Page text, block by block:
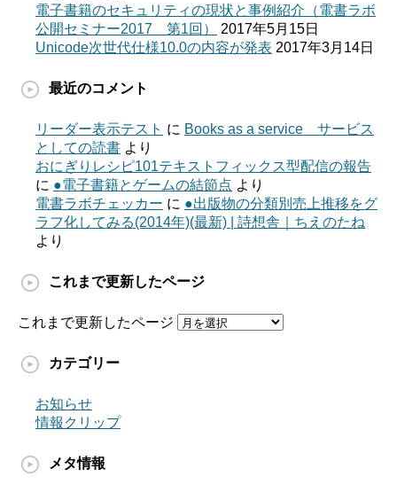
電子書籍のセキュリティの現状と事例紹介（電書ラボ
公開セミナー2017 第1回）
2017年5月15日
Unicode次世代仕様10.0の内容が発表 2017年3月14日
最近のコメント
リーダー表示テスト に Books as a service サービス
としての読書 より
おにぎりレシピ101テキストフィックス型配信の報告
に ●電子書籍とゲームの結節点 より
電書ラボチェッカー に ●出版物の分類別売上推移をグ
ラフ化してみる(2014年)(最新) | 詩想舎｜ちえのたね
より
これまで更新したページ
これまで更新したページ
カテゴリー
お知らせ
情報クリップ
メタ情報